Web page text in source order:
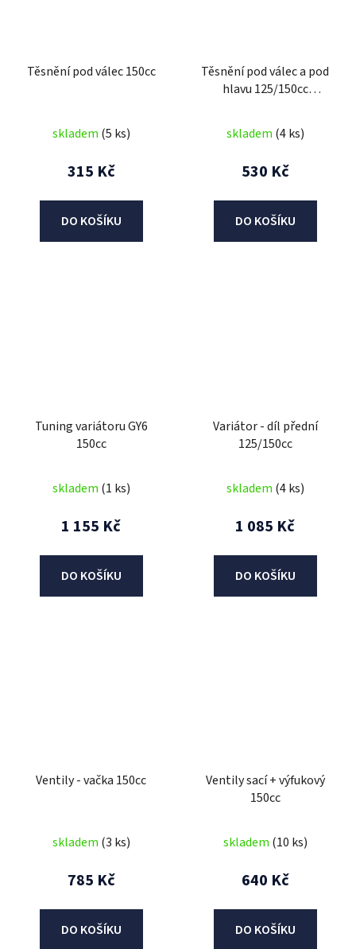
Těsnění pod válec 150cc
skladem (5 ks)
315 Kč
DO KOŠÍKU
Těsnění pod válec a pod
hlavu 125/150cc
skladem (4 ks)
530 Kč
DO KOŠÍKU
Tuning variátoru GY6
150cc
skladem (1 ks)
1 155 Kč
DO KOŠÍKU
Variátor - díl přední
125/150cc
skladem (4 ks)
1 085 Kč
DO KOŠÍKU
Ventily - vačka 150cc
skladem (3 ks)
785 Kč
DO KOŠÍKU
Ventily sací + výfukový
150cc
skladem (10 ks)
640 Kč
DO KOŠÍKU